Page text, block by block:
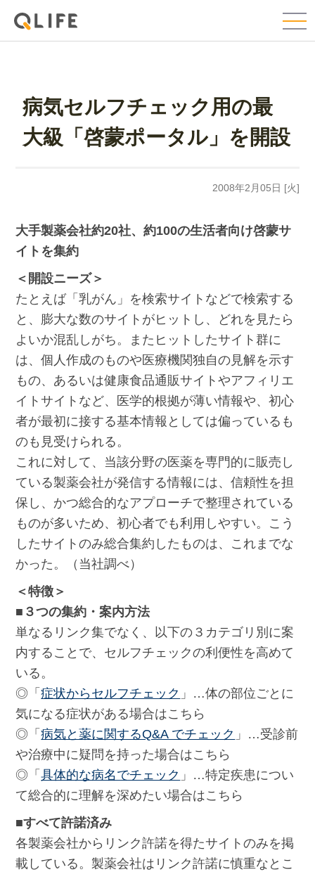
病気セルフチェック用の最
大級「啓蒙ポータル」を開設
2008年2月05日 [火]
大手製薬会社約20社、約100の生活者向け啓蒙サ
イトを集約
＜開設ニーズ＞
たとえば「乳がん」を検索サイトなどで検索する
と、膨大な数のサイトがヒットし、どれを見たら
よいか混乱しがち。またヒットしたサイト群に
は、個人作成のものや医療機関独自の見解を示す
もの、あるいは健康食品通販サイトやアフィリエ
イトサイトなど、医学的根拠が薄い情報や、初心
者が最初に接する基本情報としては偏っているも
のも見受けられる。
これに対して、当該分野の医薬を専門的に販売し
ている製薬会社が発信する情報には、信頼性を担
保し、かつ総合的なアプローチで整理されている
ものが多いため、初心者でも利用しやすい。こう
したサイトのみ総合集約したものは、これまでな
かった。（当社調べ）
＜特徴＞
■３つの集約・案内方法
単なるリンク集でなく、以下の３カテゴリ別に案
内することで、セルフチェックの利便性を高めて
いる。
◎「症状からセルフチェック 」…体の部位ごとに
気になる症状がある場合はこちら
◎「病気と薬に関するQ&A でチェック 」…受診前
や治療中に疑問を持った場合はこちら
◎「具体的な病名でチェック 」…特定疾患につい
て総合的に理解を深めたい場合はこちら
■すべて許諾済み
各製薬会社からリンク許諾を得たサイトのみを掲
載している。製薬会社はリンク許諾に慎重なとこ